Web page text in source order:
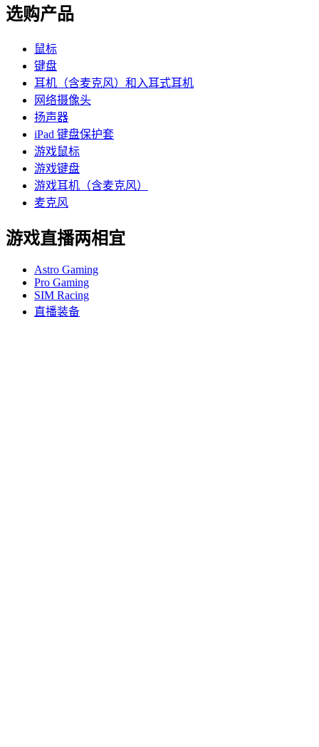
选购产品
鼠标
键盘
耳机（含麦克风）和入耳式耳机
网络摄像头
扬声器
iPad 键盘保护套
游戏鼠标
游戏键盘
游戏耳机（含麦克风）
麦克风
游戏直播两相宜
Astro Gaming
Pro Gaming
SIM Racing
直播装备